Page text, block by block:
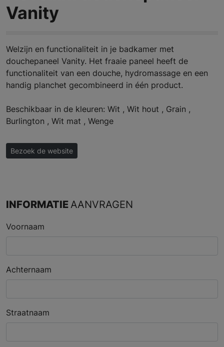
Vanity
Welzijn en functionaliteit in je badkamer met
douchepaneel Vanity. Het fraaie paneel heeft de
functionaliteit van een douche, hydromassage en een
handig planchet gecombineerd in één product.
Beschikbaar in de kleuren: Wit , Wit hout , Grain ,
Burlington , Wit mat , Wenge
Bezoek de website
INFORMATIEAANVRAGEN
Voornaam
Achternaam
Straatnaam